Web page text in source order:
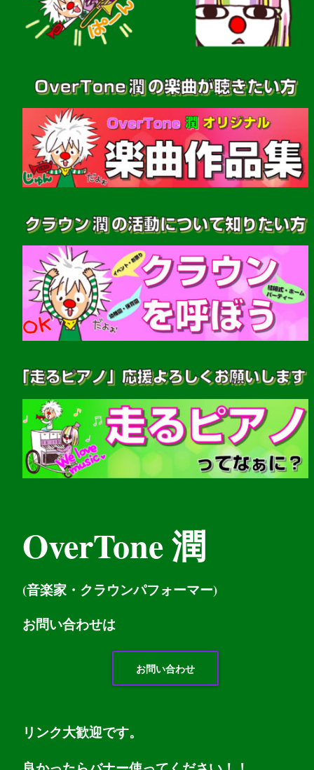
OverTone 潤
(音楽家・クラウンパフォーマー)
お問い合わせは
お問い合わせ
リンク大歓迎です。